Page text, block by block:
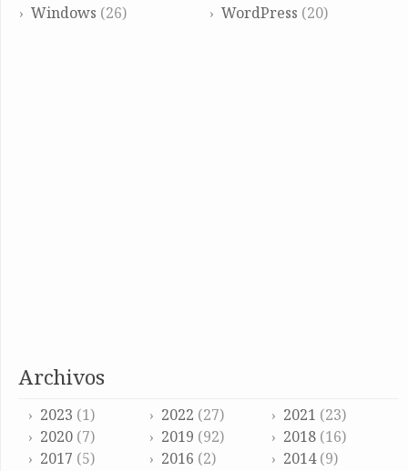
Windows (26) WordPress (20)
archivos
2023 (1) 2022 (27) 2021 (23)
2020 (7) 2019 (92) 2018(16)
2017 (5) 2016 (2) 2014(9)